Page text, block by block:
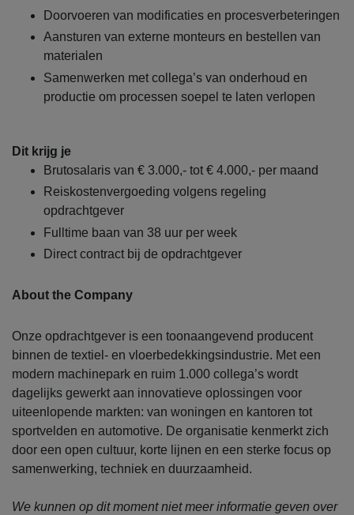
Doorvoeren van modificaties en procesverbeteringen
Aansturen van externe monteurs en bestellen van
materialen
Samenwerken met collega’s van onderhoud en
productie om processen soepel te laten verlopen
Dit krijg je
Brutosalaris van € 3.000,- tot € 4.000,- per maand
Reiskostenvergoeding volgens regeling
opdrachtgever
Fulltime baan van 38 uur per week
Direct contract bij de opdrachtgever
About the Company
Onze opdrachtgever is een toonaangevend producent
binnen de textiel- en vloerbedekkingsindustrie. Met een
modern machinepark en ruim 1.000 collega’s wordt
dagelijks gewerkt aan innovatieve oplossingen voor
uiteenlopende markten: van woningen en kantoren tot
sportvelden en automotive. De organisatie kenmerkt zich
door een open cultuur, korte lijnen en een sterke focus op
samenwerking, techniek en duurzaamheid.
We kunnen op dit moment niet meer informatie geven over